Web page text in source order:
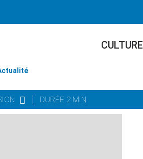
CULTURE
DURÉE 2 MIN